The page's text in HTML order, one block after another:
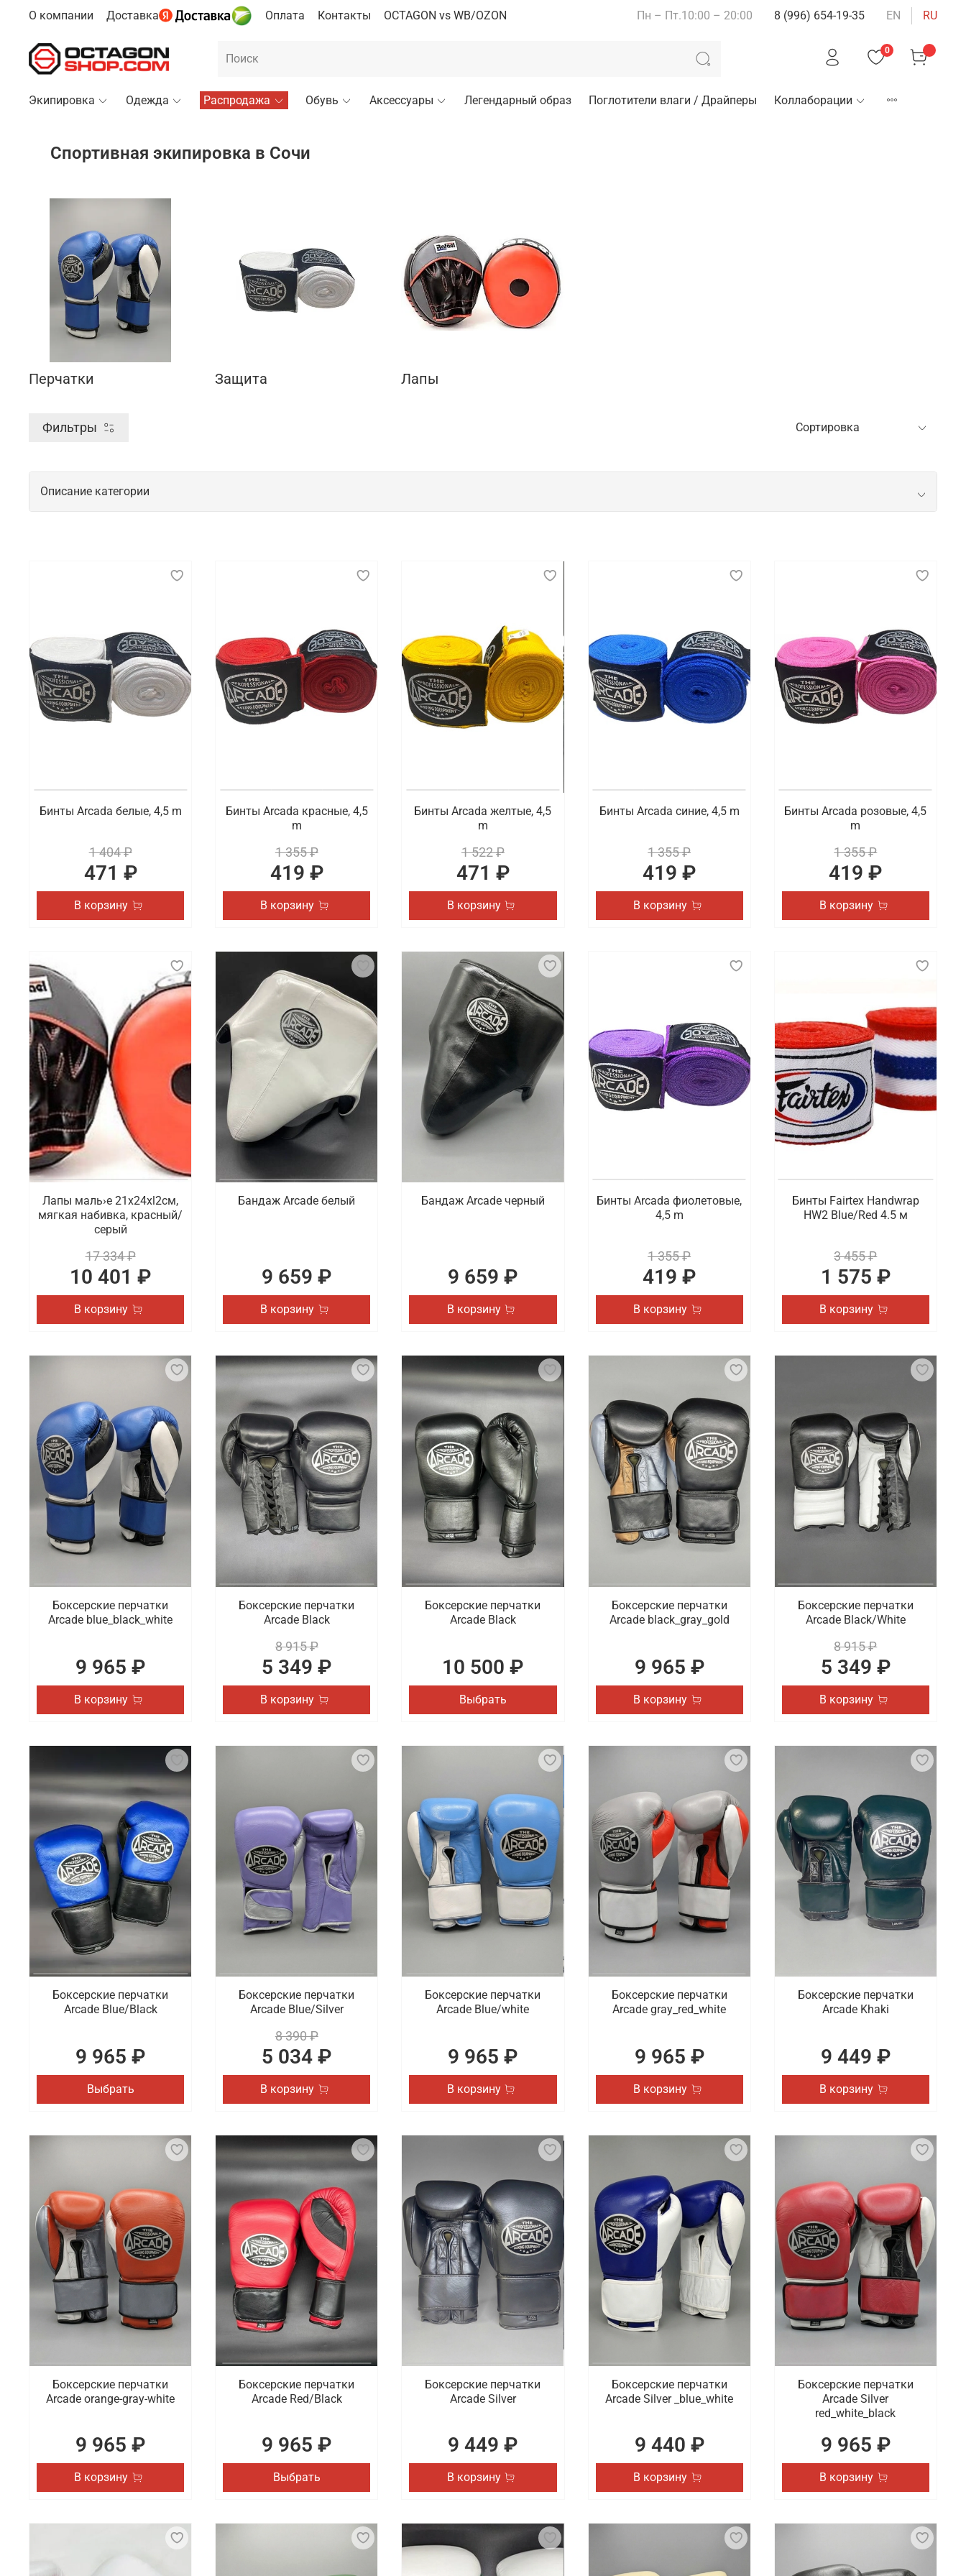
О компании Доставка Оплата Контакты OCTAGON vs WB/OZON Пн – Пт.10:00 – 20:00 8 (996) 654-19-35 EN RU
0
Экипировка Одежда Распродажа Обувь Аксессуары Легендарный образ Поглотители влаги / Драйперы Коллаборации
Спортивная экипировка в Сочи
Перчатки Защита Лапы
Фильтры
Описание категории
должна быть максимально удобной и функциональной, позволять свободно выполнять различные движения и техники. Использование качественных защитных
Что мы предлагаем на выбор
В ассортименте доступны на выбор разные виды спортивной экипировки, которая пригодится во время любительского или профессионального спорта. В наличии
представлены бинты и перчатки. Также вы можете подобрать для себя защитный бандаж, защиту голеностопа и паха. В наличии боксерские капы и другие
актуальные товары.
Где заказать профессиональную экипировку для спорта с удобной доставкой в Сочи
Бинты Arcada белые, 4,5 m
1 404 ₽
471 ₽
В корзину
Бинты Arcada красные, 4,5
m
1 355 ₽
419 ₽
В корзину
Бинты Arcada желтые, 4,5
m
1 522 ₽
471 ₽
В корзину
Бинты Arcada синие, 4,5 m
1 355 ₽
419 ₽
В корзину
Бинты Arcada розовые, 4,5
m
1 355 ₽
419 ₽
В корзину
Лапы маль›е 21x24xl2cм,
мягкая набивка, красный/
серый
17 334 ₽
10 401 ₽
В корзину
Бандаж Arcade белый
9 659 ₽
В корзину
Бандаж Arcade черный
9 659 ₽
В корзину
Бинты Arcada фиолетовые,
4,5 m
1 355 ₽
419 ₽
В корзину
Бинты Fairtex Handwrap
HW2 Blue/Red 4.5 м
3 455 ₽
1 575 ₽
В корзину
Боксерские перчатки
Arcade blue_black_white
9 965 ₽
В корзину
Боксерские перчатки
Arcade Black
8 915 ₽
5 349 ₽
В корзину
Боксерские перчатки
Arcade Black
10 500 ₽
Выбрать
Боксерские перчатки
Arcade black_gray_gold
9 965 ₽
В корзину
Боксерские перчатки
Arcade Black/White
8 915 ₽
5 349 ₽
В корзину
Боксерские перчатки
Arcade Blue/Black
9 965 ₽
Выбрать
Боксерские перчатки
Arcade Blue/Silver
8 390 ₽
5 034 ₽
В корзину
Боксерские перчатки
Arcade Blue/white
9 965 ₽
В корзину
Боксерские перчатки
Arcade gray_red_white
9 965 ₽
В корзину
Боксерские перчатки
Arcade Khaki
9 449 ₽
В корзину
Боксерские перчатки
Arcade orange-gray-white
9 965 ₽
В корзину
Боксерские перчатки
Arcade Red/Black
9 965 ₽
Выбрать
Боксерские перчатки
Arcade Silver
9 449 ₽
В корзину
Боксерские перчатки
Arcade Silver _blue_white
9 440 ₽
В корзину
Боксерские перчатки
Arcade Silver
red_white_black
9 965 ₽
В корзину